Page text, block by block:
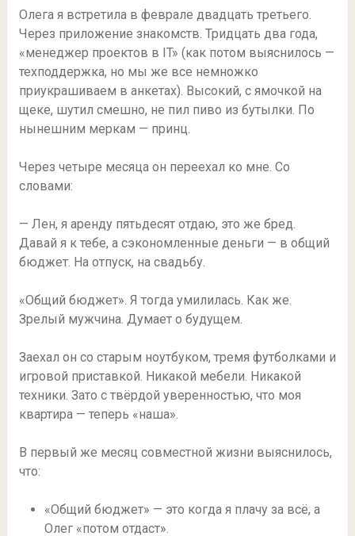
Олега я встретила в феврале двадцать третьего.
Через приложение знакомств. Тридцать два года,
«менеджер проектов в IT» (как потом выяснилось —
техподдержка, но мы же все немножко
приукрашиваем в анкетах). Высокий, с ямочкой на
щеке, шутил смешно, не пил пиво из бутылки. По
нынешним меркам — принц.
Через четыре месяца он переехал ко мне. Со
словами:
— Лен, я аренду пятьдесят отдаю, это же бред.
Давай я к тебе, а сэкономленные деньги — в общий
бюджет. На отпуск, на свадьбу.
«Общий бюджет». Я тогда умилилась. Как же.
Зрелый мужчина. Думает о будущем.
Заехал он со старым ноутбуком, тремя футболками и
игровой приставкой. Никакой мебели. Никакой
техники. Зато с твёрдой уверенностью, что моя
квартира — теперь «наша».
В первый же месяц совместной жизни выяснилось,
что:
«Общий бюджет» — это когда я плачу за всё, а
Олег «потом отдаст».